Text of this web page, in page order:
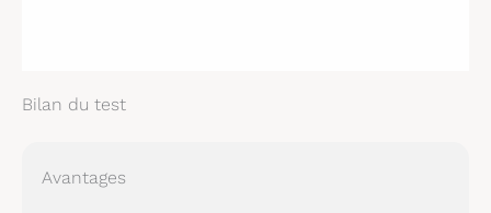
Bilan du test
Avantages